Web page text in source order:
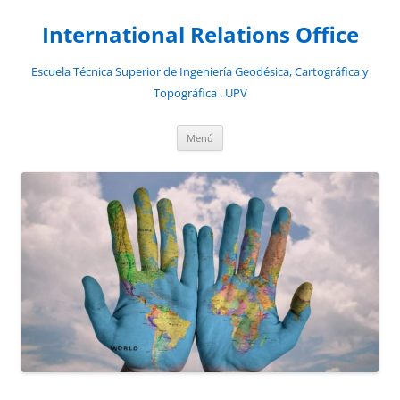
contenido
International Relations Office
Escuela Técnica Superior de Ingeniería Geodésica, Cartográfica y
Topográfica . UPV
Menú